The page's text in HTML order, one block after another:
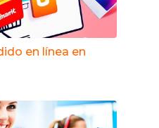
en línea en